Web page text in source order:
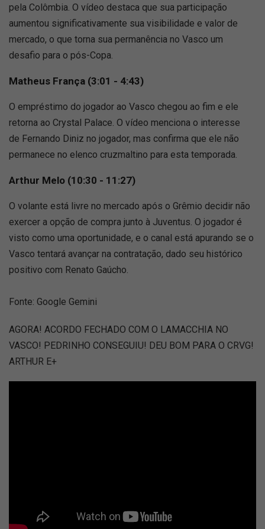
pela Colômbia. O vídeo destaca que sua participação
aumentou significativamente sua visibilidade e valor de
mercado, o que torna sua permanência no Vasco um
desafio para o pós-Copa.
Matheus França (3:01 - 4:43)
O empréstimo do jogador ao Vasco chegou ao fim e ele
retorna ao Crystal Palace. O vídeo menciona o interesse
de Fernando Diniz no jogador, mas confirma que ele não
permanece no elenco cruzmaltino para esta temporada.
Arthur Melo (10:30 - 11:27)
O volante está livre no mercado após o Grêmio decidir não
exercer a opção de compra junto à Juventus. O jogador é
visto como uma oportunidade, e o canal está apurando se o
Vasco tentará avançar na contratação, dado seu histórico
positivo com Renato Gaúcho.
Fonte: Google Gemini
AGORA! ACORDO FECHADO COM O LAMACCHIA NO
VASCO! PEDRINHO CONSEGUIU! DEU BOM PARA O CRVG!
ARTHUR E+